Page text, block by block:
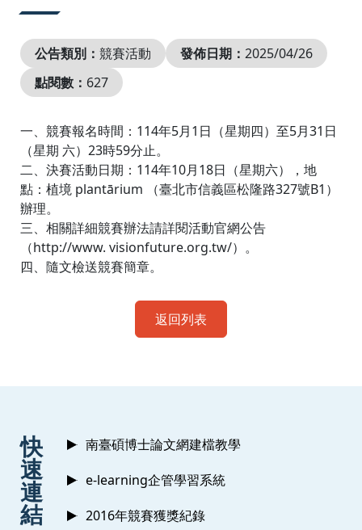
公告類別： 競賽活動 發佈日期： 2025/04/26
點閱數： 627
一、競賽報名時間：114年5月1日（星期四）至5月31日
（星期 六）23時59分止。
二、決賽活動日期：114年10月18日（星期六），地
點：植境 plantārium （臺北市信義區松隆路327號B1）
辦理。
三、相關詳細競賽辦法請詳閱活動官網公告
（http://www. visionfuture.org.tw/）。
四、隨文檢送競賽簡章。
返回列表
快
速
連
結
南臺碩博士論文網建檔教學
e-learning企管學習系統
2016年競賽獲獎紀錄